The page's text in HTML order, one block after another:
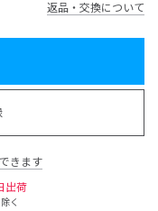
返品・交換について
きます
出荷
く